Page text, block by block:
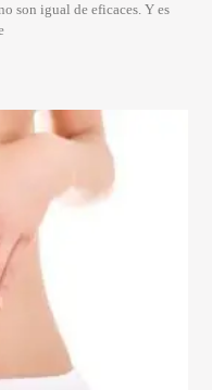
son igual de eficaces. Y es